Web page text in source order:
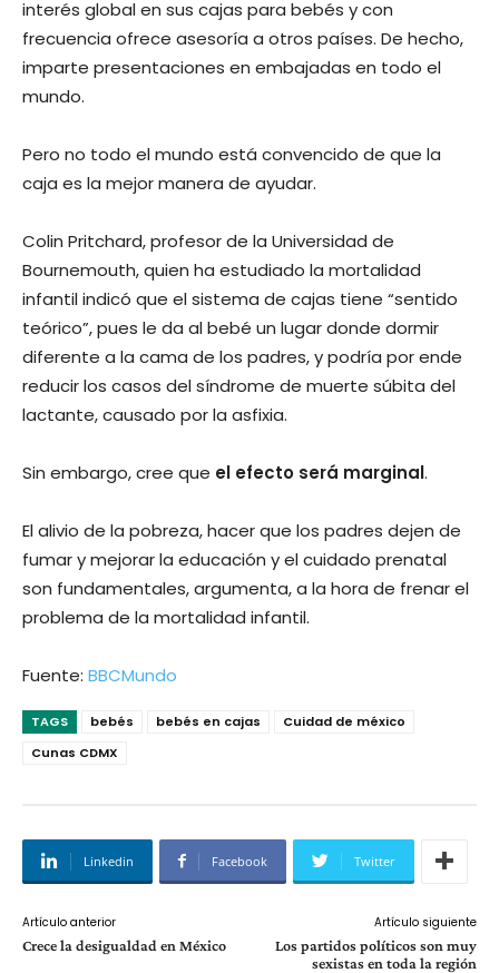
interés global en sus cajas para bebés y con
frecuencia ofrece asesoría a otros países. De hecho,
imparte presentaciones en embajadas en todo el
mundo.
Pero no todo el mundo está convencido de que la
caja es la mejor manera de ayudar.
Colin Pritchard, profesor de la Universidad de
Bournemouth, quien ha estudiado la mortalidad
infantil indicó que el sistema de cajas tiene “sentido
teórico”, pues le da al bebé un lugar donde dormir
diferente a la cama de los padres, y podría por ende
reducir los casos del síndrome de muerte súbita del
lactante, causado por la asfixia.
Sin embargo, cree que el efecto será marginal.
El alivio de la pobreza, hacer que los padres dejen de
fumar y mejorar la educación y el cuidado prenatal
son fundamentales, argumenta, a la hora de frenar el
problema de la mortalidad infantil.
Fuente: BBCMundo
TAGS bebés bebés en cajas
Cuidad de méxico
Cunas CDMX
Linkedin Facebook Twitter
Artículo anterior
Crece la desigualdad en México
Artículo siguiente
Los partidos políticos son muy
sexistas en toda la región